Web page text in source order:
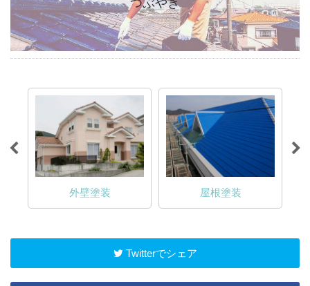
外壁塗装 屋根塗装
Twitterでシェア